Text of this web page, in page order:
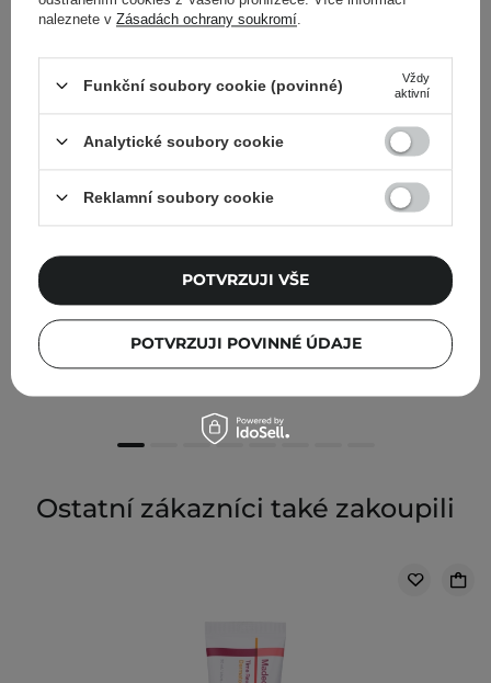
Mary&May - Idebenone Blackberry Intense Cream -
Krém proti vráskám s idebenonem - 70 g
334,00 Kč
Ostatní zákazníci také zakoupili
naleznete v Zásadách ochrany soukromí
Funkční soubory cookie (povinné)
Vždy
aktivní
Analytické soubory cookie
Reklamní soubory cookie
POTVRZUJI POVINNÉ ÚDAJE
POTVRZUJI VŠE